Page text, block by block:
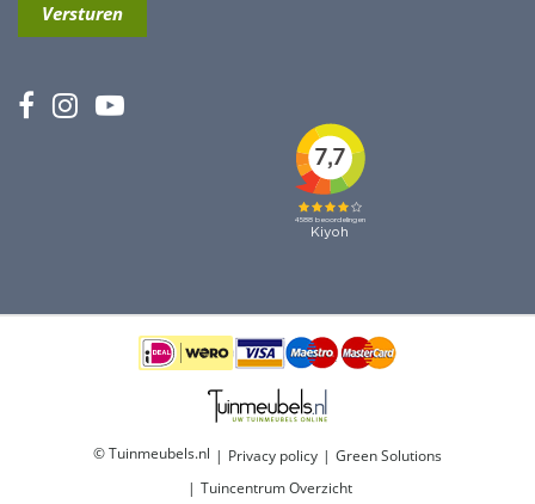
© Tuinmeubels.nl Privacy policy
Green Solutions
Tuincentrum Overzicht